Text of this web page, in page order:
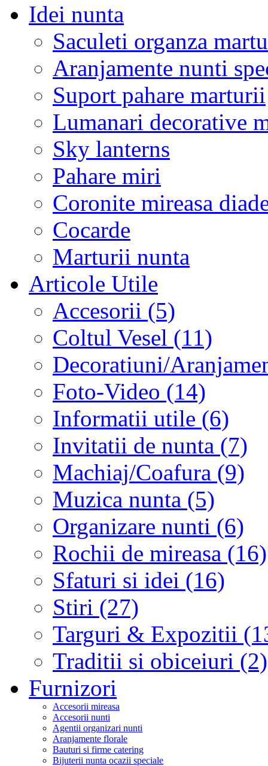
Idei nunta
Saculeti organza
Aranjamente nunti
Suport pahare marturii
Lumanari decorative
Sky lanterns
Pahare miri
Coronite mireasa
Cocarde
Marturii nunta
Articole Utile
Accesorii (5)
Coltul Vesel (11)
Decoratiuni/
Foto-Video (14)
Informatii utile (6)
Invitatii de nunta (7)
Machiaj/Coafura (9)
Muzica nunta (5)
Organizare nunti (6)
Rochii de mireasa (16)
Sfaturi si idei (16)
Stiri (27)
Targuri & Expozitii
Traditii si obiceiuri (2)
Furnizori
Accesorii mireasa
Accesorii nunti
Agentii organizari nunti
Aranjamente florale
Bauturi si firme catering
Bijuterii nunta ocazii speciale